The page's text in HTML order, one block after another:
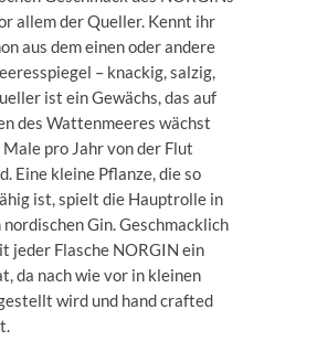
allem der Queller. Kennt ihr
aus dem einen oder andere
– knackig, salzig,
ist ein Gewächs, das auf
des Wattenmeeres wächst
pro Jahr von der Flut
Eine kleine Pflanze, die so
ist, spielt die Hauptrolle in
Gin. Geschmacklich
jeder Flasche NORGIN ein
da nach wie vor in kleinen
wird und hand crafted